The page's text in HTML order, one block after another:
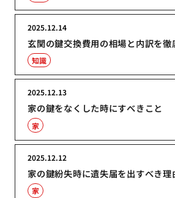
玄関の鍵交換費用の相場と内訳を徹
2025.12.14
知識
家の鍵をなくした時にすべきこと
2025.12.13
家
家の鍵紛失時に遺失届を出すべき理
2025.12.12
家